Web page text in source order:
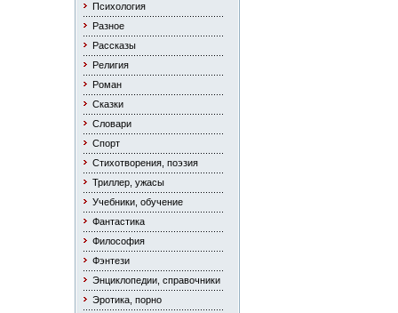
Психология
Разное
Рассказы
Религия
Роман
Сказки
Словари
Спорт
Стихотворения, поэзия
Триллер, ужасы
Учебники, обучение
Фантастика
Философия
Фэнтези
Энциклопедии, справочники
Эротика, порно